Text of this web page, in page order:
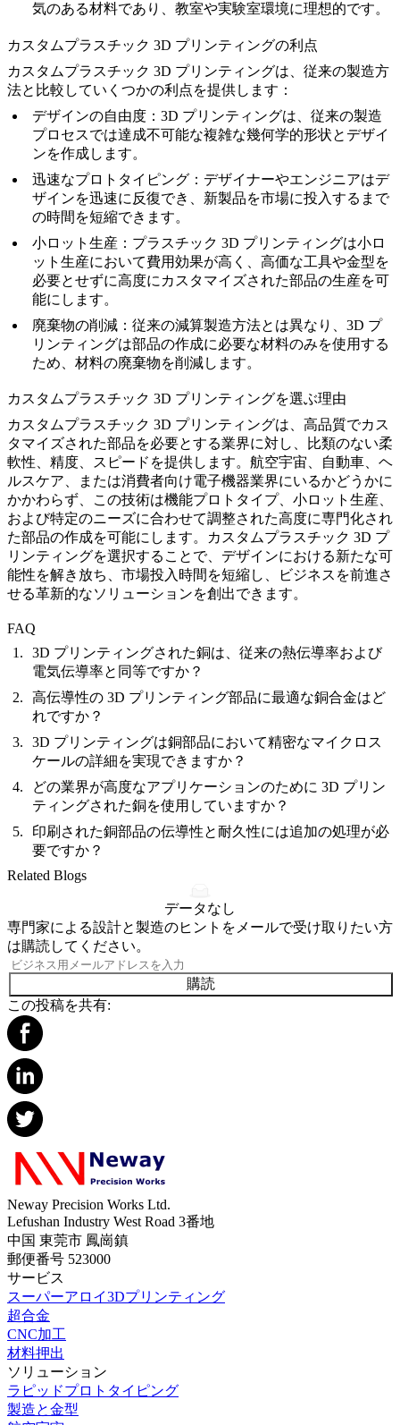
気のある材料であり、教室や実験室環境に理想的です。
カスタムプラスチック 3D プリンティングの利点
カスタムプラスチック 3D プリンティングは、従来の製造方
法と比較していくつかの利点を提供します：
デザインの自由度 ：3D プリンティングは、従来の製造
プロセスでは達成不可能な複雑な幾何学的形状とデザイ
ンを作成します。
迅速なプロトタイピング ：デザイナーやエンジニアはデ
ザインを迅速に反復でき、新製品を市場に投入するまで
の時間を短縮できます。
小ロット生産 ：プラスチック 3D プリンティングは小ロ
ット生産において費用効果が高く、高価な工具や金型を
必要とせずに高度にカスタマイズされた部品の生産を可
能にします。
廃棄物の削減 ：従来の減算製造方法とは異なり、3D プ
リンティングは部品の作成に必要な材料のみを使用する
ため、材料の廃棄物を削減します。
カスタムプラスチック 3D プリンティングを選ぶ理由
カスタムプラスチック 3D プリンティングは、高品質でカス
タマイズされた部品を必要とする業界に対し、比類のない柔
軟性、精度、スピードを提供します。航空宇宙、自動車、ヘ
ルスケア、または消費者向け電子機器業界にいるかどうかに
かかわらず、この技術は機能プロトタイプ、小ロット生産、
および特定のニーズに合わせて調整された高度に専門化され
た部品の作成を可能にします。カスタムプラスチック 3D プ
リンティングを選択することで、デザインにおける新たな可
能性を解き放ち、市場投入時間を短縮し、ビジネスを前進さ
せる革新的なソリューションを創出できます。
FAQ
3D プリンティングされた銅は、従来の熱伝導率および
電気伝導率と同等ですか？
高伝導性の 3D プリンティング部品に最適な銅合金はど
れですか？
3D プリンティングは銅部品において精密なマイクロス
ケールの詳細を実現できますか？
どの業界が高度なアプリケーションのために 3D プリン
ティングされた銅を使用していますか？
印刷された銅部品の伝導性と耐久性には追加の処理が必
要ですか？
Related Blogs
データなし
専門家による設計と製造のヒントをメールで受け取りたい方
は購読してください。
購読
この投稿を共有:
Neway Precision Works Ltd.
Lefushan Industry West Road 3番地
中国 東莞市 鳳崗鎮
郵便番号 523000
サービス
スーパーアロイ3Dプリンティング
超合金
CNC加工
材料押出
ソリューション
ラピッドプロトタイピング
製造と金型